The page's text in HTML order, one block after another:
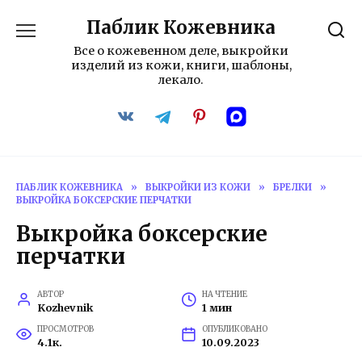
содержанию
Паблик Кожевника
Все о кожевенном деле, выкройки
изделий из кожи, книги, шаблоны,
лекало.
ПАБЛИК КОЖЕВНИКА » ВЫКРОЙКИ ИЗ КОЖИ » БРЕЛКИ
»
ВЫКРОЙКА БОКСЕРСКИЕ ПЕРЧАТКИ
Выкройка боксерские
перчатки
АВТОР
Kozhevnik
НА ЧТЕНИЕ
1 мин
ПРОСМОТРОВ
4.1к.
ОПУБЛИКОВАНО
10.09.2023